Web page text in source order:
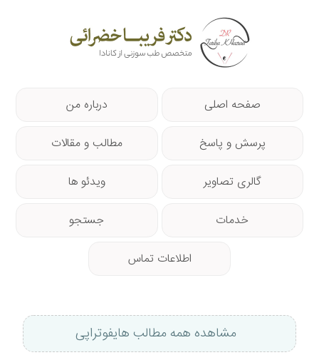
صفحه اصلی درباره من
پرسش و پاسخ مطالب و مقالات
گالری تصاویر ویدئو ها
خدمات جستجو
اطلاعات تماس
مشاهده همه مطالب هایفوتراپی